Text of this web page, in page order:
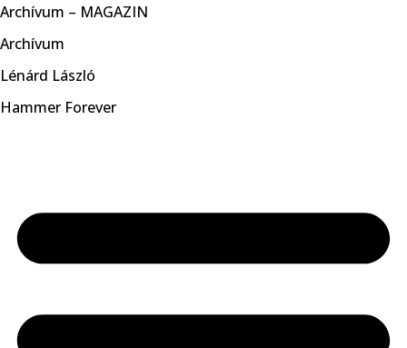
Archívum – MAGAZIN
Archívum
Lénárd László
Hammer Forever